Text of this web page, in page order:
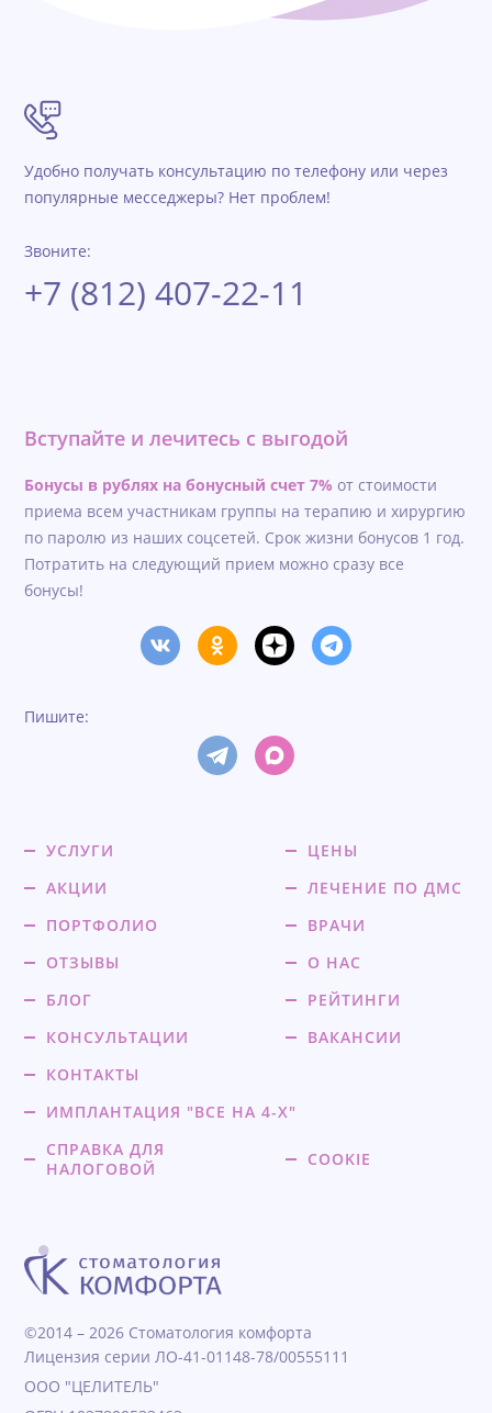
Удобно получать консультацию по телефону или через
популярные месседжеры? Нет проблем!
Звоните:
+7 (812) 407-22-11
Вступайте и лечитесь с выгодой
Бонусы в рублях на бонусный счет 7% от стоимости
приема всем участникам группы на терапию и хирургию
по паролю из наших соцсетей. Срок жизни бонусов 1 год.
Потратить на следующий прием можно сразу все
бонусы!
Пишите:
УСЛУГИ
ЦЕНЫ
АКЦИИ
ЛЕЧЕНИЕ ПО ДМС
ПОРТФОЛИО
ВРАЧИ
ОТЗЫВЫ
О НАС
БЛОГ
РЕЙТИНГИ
КОНСУЛЬТАЦИИ
ВАКАНСИИ
КОНТАКТЫ
ИМПЛАНТАЦИЯ "ВСЕ НА 4-Х"
СПРАВКА ДЛЯ
НАЛОГОВОЙ
COOKIE
©2014 – 2026 Стоматология комфорта
Лицензия серии ЛО-41-01148-78/00555111
ООО "ЦЕЛИТЕЛЬ"